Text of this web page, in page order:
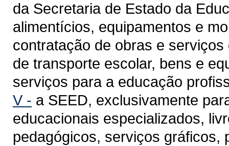
da Secretaria de Estado da
alimentícios, equipamentos e
contratação de obras e
de transporte escolar, bens e
serviços para a educação
V - a SEED, exclusivamente
educacionais especializados,
pedagógicos, serviços gráficos,